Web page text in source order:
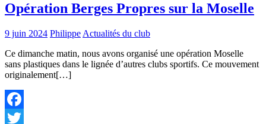
Opération Berges Propres sur la Moselle
9 juin 2024 Philippe Actualités du club
Ce dimanche matin, nous avons organisé une opération Moselle
sans plastiques dans le lignée d’autres clubs sportifs. Ce mouvement
originalement[…]
Facebook